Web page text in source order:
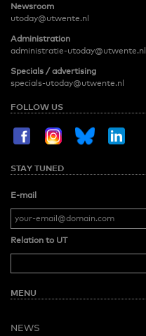
Newsroom
utoday@utwente.nl
Administration
administratie-utoday@utwente.nl
Specials / advertising
specials-utoday@utwente.nl
FOLLOW US
STAY TUNED
E-mail
Relation to UT
MENU
NEWS